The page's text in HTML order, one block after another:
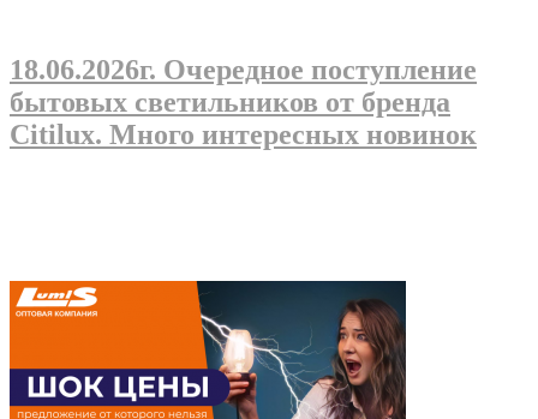
18.06.2026г. Очередное поступление
бытовых светильников от бренда
Citilux. Много интересных новинок